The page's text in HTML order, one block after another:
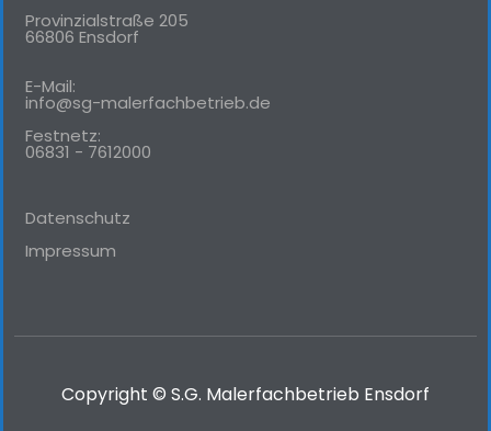
Provinzialstraße 205
66806 Ensdorf
E-Mail:
info@sg-malerfachbetrieb.de
Festnetz:
06831 - 7612000
Datenschutz
Impressum
Copyright © S.G. Malerfachbetrieb Ensdorf